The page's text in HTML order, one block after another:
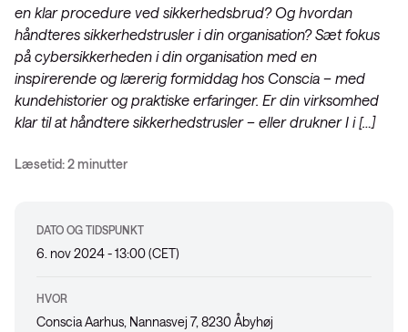
en klar procedure ved sikkerhedsbrud? Og hvordan
håndteres sikkerhedstrusler i din organisation? Sæt fokus
på cybersikkerheden i din organisation med en
inspirerende og lærerig formiddag hos Conscia – med
kundehistorier og praktiske erfaringer. Er din virksomhed
klar til at håndtere sikkerhedstrusler – eller drukner I i […]
Læsetid: 2 minutter
DATO OG TIDSPUNKT
6. nov 2024 - 13:00 (CET)
HVOR
Conscia Aarhus, Nannasvej 7, 8230 Åbyhøj